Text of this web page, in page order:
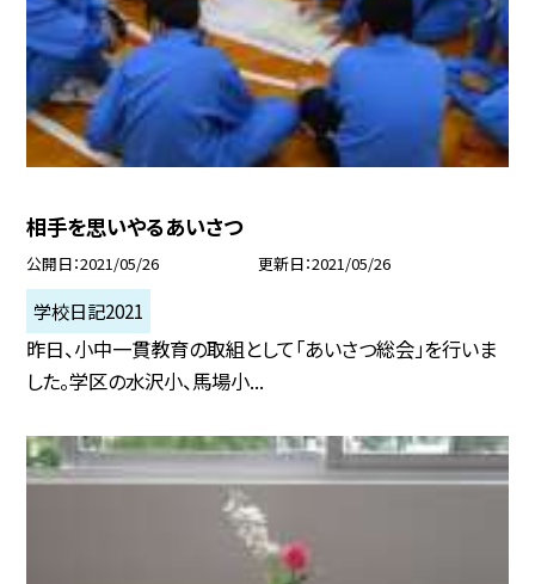
相手を思いやるあいさつ
公開日 2021/05/26 更新日 2021/05/26
学校日記2021
昨日、小中一貫教育の取組として「あいさつ総会」を行いま
した。学区の水沢小、馬場小...